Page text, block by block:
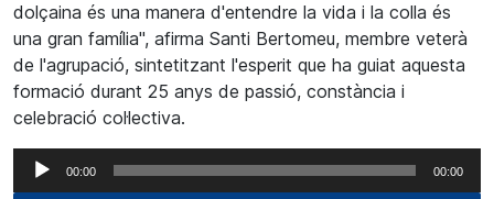
dolçaina és una manera d'entendre la vida i la colla és
una gran família", afirma Santi Bertomeu, membre veterà
de l'agrupació, sintetitzant l'esperit que ha guiat aquesta
formació durant 25 anys de passió, constància i
celebració col·lectiva.
Reproductor
d'àudio
00:00 00:00